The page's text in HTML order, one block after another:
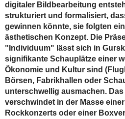
digitaler Bildbearbeitung
strukturiert und formalisiert,
gewinnen könnte, sie folgten
ästhetischen Konzept. Die
"Individuum" lässt sich in
signifikante Schauplätze einer
Ökonomie und Kultur sind
Börsen, Fabrikhallen oder
unterschwellig ausmachen.
verschwindet in der Masse
Rockkonzerts oder einer